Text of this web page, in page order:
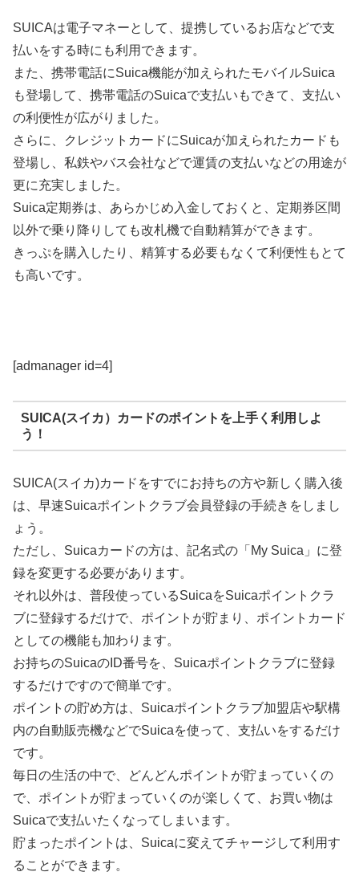
SUICAは電子マネーとして、提携しているお店などで支
払いをする時にも利用できます。
また、携帯電話にSuica機能が加えられたモバイルSuica
も登場して、携帯電話のSuicaで支払いもできて、支払い
の利便性が広がりました。
さらに、クレジットカードにSuicaが加えられたカードも
登場し、私鉄やバス会社などで運賃の支払いなどの用途が
更に充実しました。
Suica定期券は、あらかじめ入金しておくと、定期券区間
以外で乗り降りしても改札機で自動精算ができます。
きっぷを購入したり、精算する必要もなくて利便性もとて
も高いです。
[admanager id=4]
SUICA(スイカ）カードのポイントを上手く利用しよ
う！
SUICA(スイカ)カードをすでにお持ちの方や新しく購入後
は、早速Suicaポイントクラブ会員登録の手続きをしまし
ょう。
ただし、Suicaカードの方は、記名式の「My Suica」に登
録を変更する必要があります。
それ以外は、普段使っているSuicaをSuicaポイントクラ
ブに登録するだけで、ポイントが貯まり、ポイントカード
としての機能も加わります。
お持ちのSuicaのID番号を、Suicaポイントクラブに登録
するだけですので簡単です。
ポイントの貯め方は、Suicaポイントクラブ加盟店や駅構
内の自動販売機などでSuicaを使って、支払いをするだけ
です。
毎日の生活の中で、どんどんポイントが貯まっていくの
で、ポイントが貯まっていくのが楽しくて、お買い物は
Suicaで支払いたくなってしまいます。
貯まったポイントは、Suicaに変えてチャージして利用す
ることができます。